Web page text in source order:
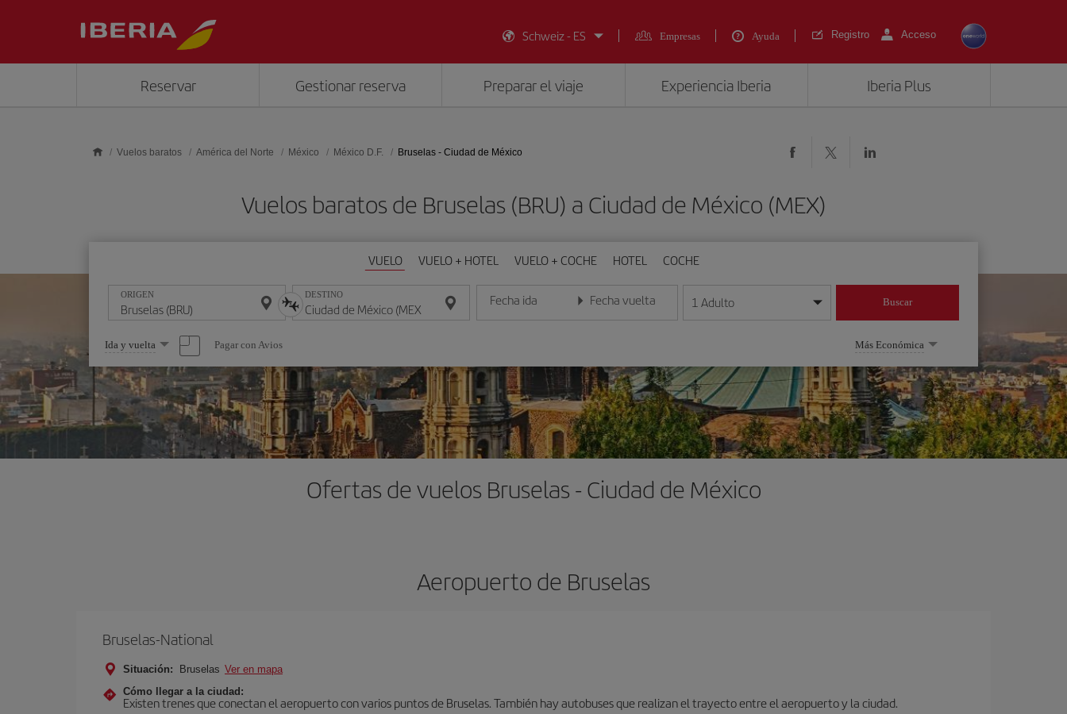
Schweiz - ES
Empresas Ayuda Registro Acceso
Reservar Gestionar reserva Preparar el viaje Experiencia Iberia Iberia Plus
Vuelos baratos América del Norte México México D.F. Bruselas - Ciudad de México
Vuelos baratos de Bruselas (BRU) a Ciudad de México (MEX)
VUELO VUELO + HOTEL VUELO + COCHE HOTEL COCHE
ORIGEN DESTINO Fecha ida
Introduce la fecha en formato día/mes/año
Fecha vuelta
Introduce la fecha en formato día/mes/año
1 Adulto Buscar
Seleccione
una
opción
Ida y vuelta Pagar con Avios Más Económica
Ofertas de vuelos Bruselas - Ciudad de México
Aeropuerto de Bruselas
Bruselas-National
Situación: Bruselas Ver en mapa
Cómo llegar a la ciudad:
Existen trenes que conectan el aeropuerto con varios puntos de Bruselas. También hay autobuses que realizan el trayecto entre el aeropuerto y la ciudad.